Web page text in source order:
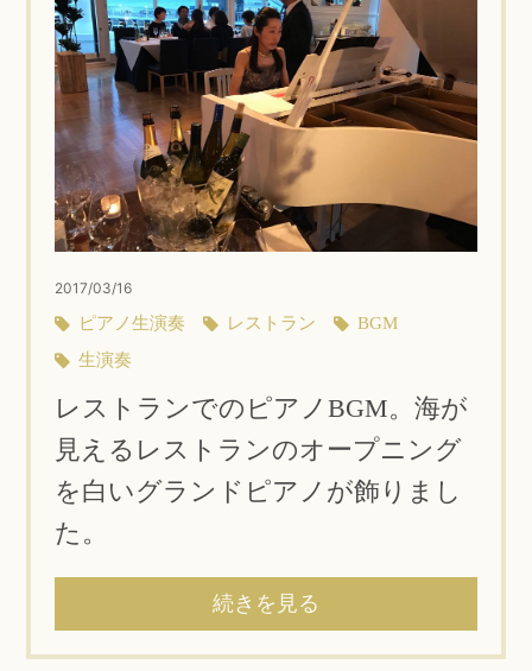
2017/03/16
ピアノ生演奏 レストラン
BGM
生演奏
レストランでのピアノBGM。海が
見えるレストランのオープニング
を白いグランドピアノが飾りまし
た。
続きを見る